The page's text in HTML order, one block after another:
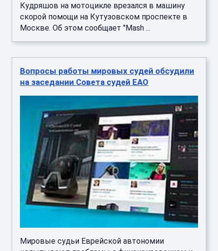
Кудряшов на мотоцикле врезался в машину
скорой помощи на Кутузовском проспекте в
Москве. Об этом сообщает "Mash ...
Вопросы работы мировых судей обсудили
на заседании Совета судей ЕАО
Мировые судьи Еврейской автономии